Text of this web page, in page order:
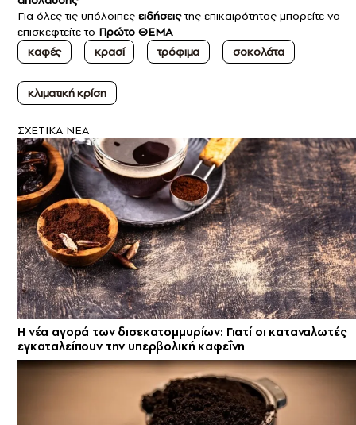
Για όλες τις υπόλοιπες ειδήσειςτης επικαιρότητας μπορείτε να
επισκεφτείτε το Πρώτο ΘΕΜΑ
καφές
κρασί τρόφιμα σοκολάτα
κλιματική κρίση
ΣXETIKA NEA
Η νέα αγορά των δισεκατομμυρίων: Γιατί οι καταναλωτές
εγκαταλείπουν την υπερβολική καφεΐνη